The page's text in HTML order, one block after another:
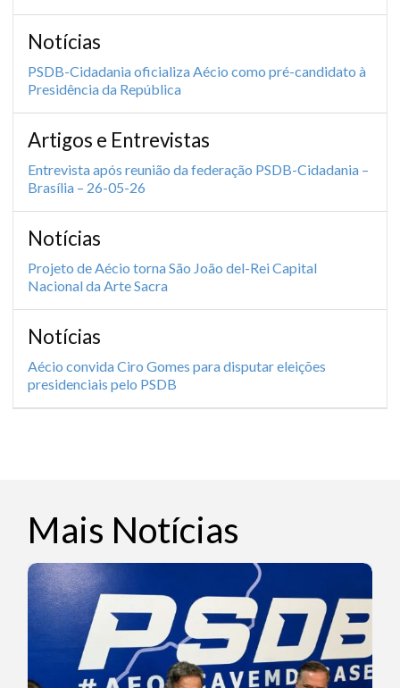
Notícias
PSDB-Cidadania oficializa Aécio como pré-candidato à
Presidência da República
Artigos e Entrevistas
Entrevista após reunião da federação PSDB-Cidadania –
Brasília – 26-05-26
Notícias
Projeto de Aécio torna São João del-Rei Capital
Nacional da Arte Sacra
Notícias
Aécio convida Ciro Gomes para disputar eleições
presidenciais pelo PSDB
Mais Notícias